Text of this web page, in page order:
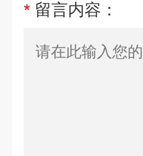
* 留言内容：